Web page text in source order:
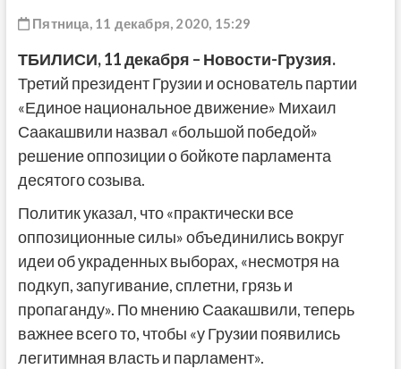
Пятница, 11 декабря, 2020, 15:29
ТБИЛИСИ, 11 декабря – Новости-Грузия.
Третий президент Грузии и основатель партии
«Единое национальное движение» Михаил
Саакашвили назвал «большой победой»
решение оппозиции о бойкоте парламента
десятого созыва.
Политик указал, что «практически все
оппозиционные силы» объединились вокруг
идеи об украденных выборах, «несмотря на
подкуп, запугивание, сплетни, грязь и
пропаганду». По мнению Саакашвили, теперь
важнее всего то, чтобы «уГрузии появились
легитимная власть и парламент».